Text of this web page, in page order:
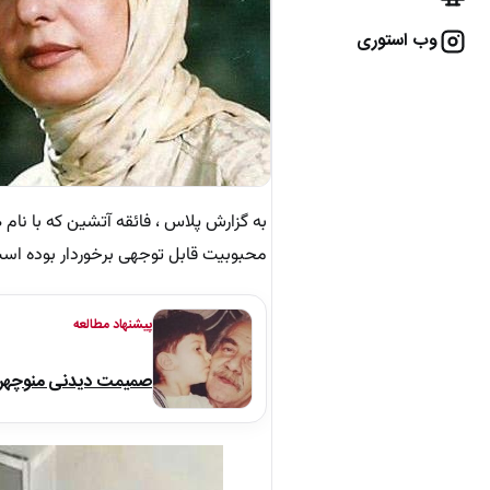
وب استوری
به گزارش پلاس ، فائقه آتشین که با
محبوبیت قابل توجهی برخوردار بوده
پیشنهاد مطالعه
صمیمت دیدنی منوچهر